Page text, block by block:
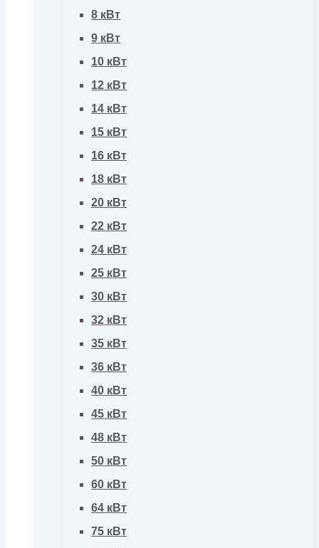
8 кВт
9 кВт
10 кВт
12 кВт
14 кВт
15 кВт
16 кВт
18 кВт
20 кВт
22 кВт
24 кВт
25 кВт
30 кВт
32 кВт
35 кВт
36 кВт
40 кВт
45 кВт
48 кВт
50 кВт
60 кВт
64 кВт
75 кВт